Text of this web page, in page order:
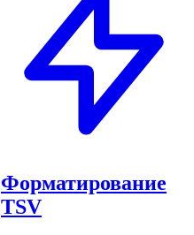
Форматирование
TSV